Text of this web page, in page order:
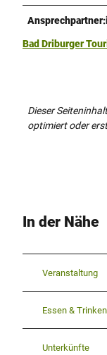
Bad Driburger
Dieser
optimiert oder
In der Nähe
Veranstaltung
Essen & Trinken
Unterkünfte